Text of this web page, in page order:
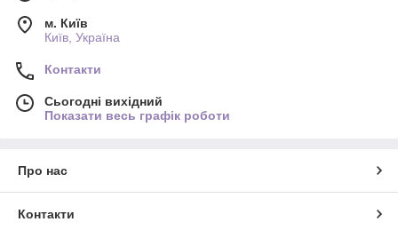
м. Київ
Київ, Україна
Контакти
Сьогодні вихідний
Показати весь графік роботи
Про нас
Контакти